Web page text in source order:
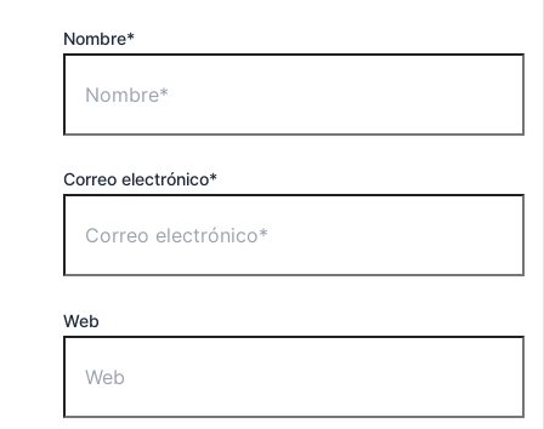
Nombre*
Correo electrónico*
Web